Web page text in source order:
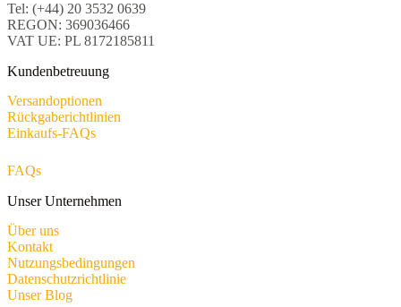
Tel: (+44) 20 3532 0639
REGON: 369036466
VAT UE: PL 8172185811
Kundenbetreuung
Versandoptionen
Rückgaberichtlinien
Einkaufs-FAQs
FAQs
Unser Unternehmen
Über uns
Kontakt
Nutzungsbedingungen
Datenschutzrichtlinie
Unser Blog